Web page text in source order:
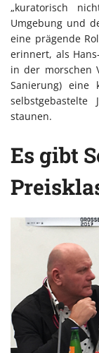
„kuratorisch
Umgebung und
eine prägende
erinnert, als
in der morschen
Sanierung) eine
staunen.
Es gibt